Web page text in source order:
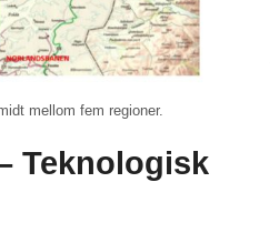
mellom fem regioner.
Teknologisk